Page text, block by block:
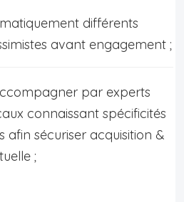
différents
avant engagement ;
par experts
connaissant spécificités
afin sécuriser acquisition &
;